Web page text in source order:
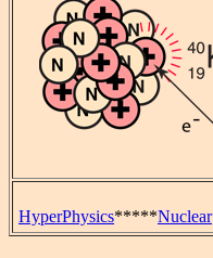
HyperPhysics*****Nuclear